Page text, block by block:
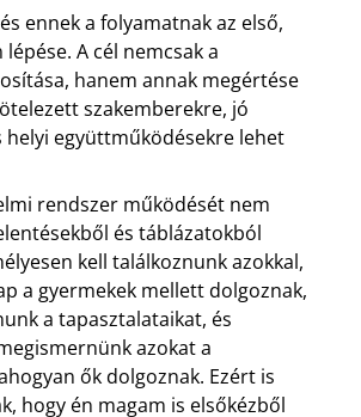
ennek a folyamatnak az első,
A cél nemcsak a
hanem annak megértése
szakemberekre, jó
helyi együttműködésekre lehet
rendszer működését nem
és táblázatokból
kell találkoznunk azokkal,
a gyermekek mellett dolgoznak,
a tapasztalataikat, és
azokat a
ők dolgoznak. Ezért is
hogy én magam is elsőkézből